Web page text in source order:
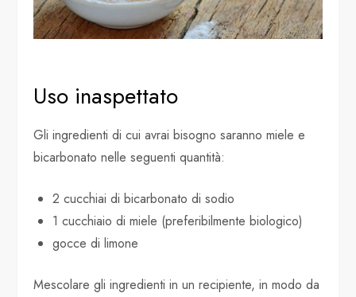
Uso inaspettato
Gli ingredienti di cui avrai bisogno saranno miele e
bicarbonato nelle seguenti quantità:
2 cucchiai di bicarbonato di sodio
1 cucchiaio di miele (preferibilmente biologico)
gocce di limone
Mescolare gli ingredienti in un recipiente, in modo da